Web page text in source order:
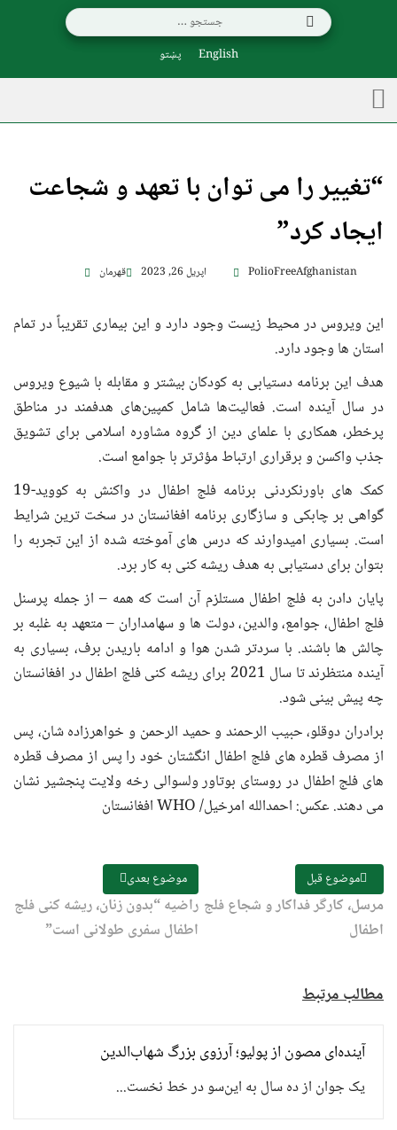
English پښتو
“تغییر را می توان با تعهد و شجاعت
ایجاد کرد”
PolioFreeAfghanistan اپریل 26, 2023 قهرمان
این ویروس در محیط زیست وجود دارد و این بیماری تقریباً در تمام
استان ها وجود دارد.
هدف این برنامه دستیابی به کودکان بیشتر و مقابله با شیوع ویروس
در سال آینده است. فعالیت‌ها شامل کمپین‌های هدفمند در مناطق
پرخطر، همکاری با علمای دین از گروه مشاوره اسلامی برای تشویق
جذب واکسن و برقراری ارتباط مؤثرتر با جوامع است.
کمک های باورنکردنی برنامه فلج اطفال در واکنش به کووید-19
گواهی بر چابکی و سازگاری برنامه افغانستان در سخت ترین شرایط
است. بسیاری امیدوارند که درس های آموخته شده از این تجربه را
بتوان برای دستیابی به هدف ریشه کنی به کار برد.
پایان دادن به فلج اطفال مستلزم آن است که همه – از جمله پرسنل
فلج اطفال، جوامع، والدین، دولت ها و سهامداران – متعهد به غلبه بر
چالش ها باشند. با سردتر شدن هوا و ادامه باریدن برف، بسیاری به
آینده منتظرند تا سال 2021 برای ریشه کنی فلج اطفال در افغانستان
چه پیش بینی شود.
برادران دوقلو، حبیب الرحمند و حمید الرحمن و خواهرزاده شان، پس
از مصرف قطره های فلج اطفال انگشتان خود را پس از مصرف قطره
های فلج اطفال در روستای بوتاور ولسوالی رخه ولایت پنجشیر نشان
می دهند. عکس: احمدالله امرخیل/ WHO افغانستان
موضوع قبل
مرسل، کارگر فداکار و شجاع فلج
اطفال
موضوع بعدی
راضیه “بدون زنان، ریشه کنی فلج
اطفال سفری طولانی است”
مطالب مرتبط
آینده‌ای مصون از پولیو؛ آرزوی بزرگ شهاب‌الدین
یک جوان از ده سال به این‌سو در خط نخست...